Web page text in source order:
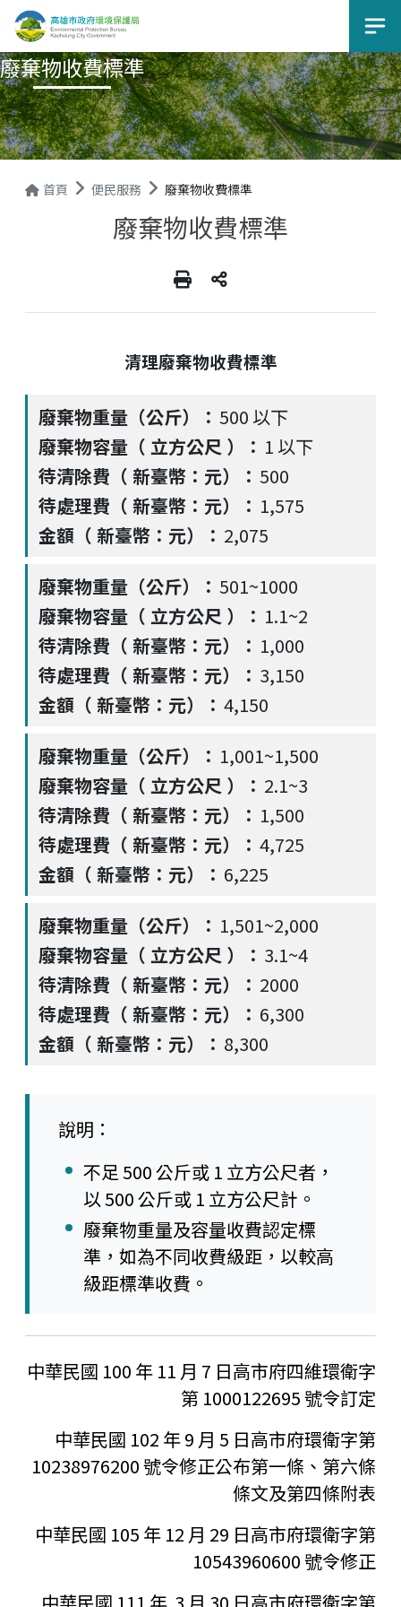
選
廢棄物收費標準
首頁 便民服務 廢棄物收費標準
廢棄物收費標準
清理廢棄物收費標準
500 以下
1 以下
500
1,575
2,075
501~1000
1.1~2
1,000
3,150
4,150
1,001~1,500
2.1~3
1,500
4,725
6,225
1,501~2,000
3.1~4
2000
6,300
8,300
說明：
不足 500 公斤或 1 立方公尺者，
以 500 公斤或 1 立方公尺計。
廢棄物重量及容量收費認定標
準，如為不同收費級距，以較高
級距標準收費。
中華民國 100 年 11 月 7 日高市府四維環衛字
第 1000122695 號令訂定
中華民國 102 年 9 月 5 日高市府環衛字第
10238976200 號令修正公布第一條、第六條
條文及第四條附表
中華民國 105 年 12 月 29 日高市府環衛字第
10543960600 號令修正